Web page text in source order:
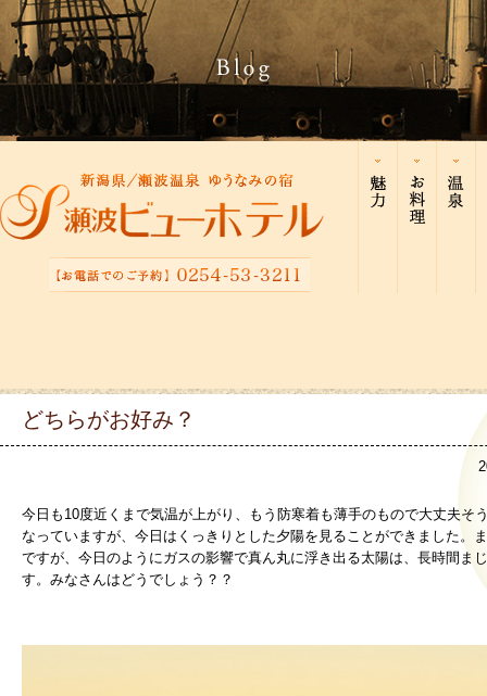
どちらがお好み？
今日も10度近くまで気温が上がり、もう防寒着も薄手のもので大丈夫そ
なっていますが、今日はくっきりとした夕陽を見ることができました。
ですが、今日のようにガスの影響で真ん丸に浮き出る太陽は、長時間ま
す。みなさんはどうでしょう？？